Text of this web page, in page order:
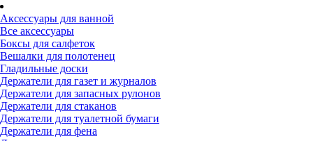
Аксессуары для ванной
Все аксессуары
Боксы для салфеток
Вешалки для полотенец
Гладильные доски
Держатели для газет и журналов
Держатели для запасных рулонов
Держатели для стаканов
Держатели для туалетной бумаги
Держатели для фена